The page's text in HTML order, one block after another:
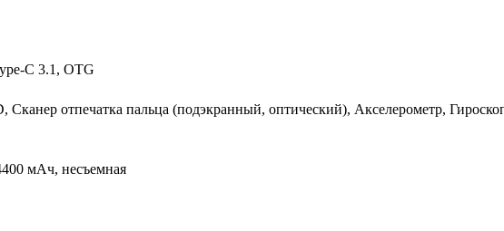
C 3.1, OTG
Сканер отпечатка пальца (подэкранный, оптический), Акселерометр,
мАч, несъемная